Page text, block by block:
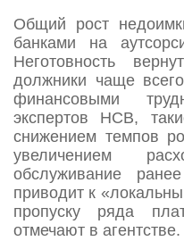
Общий рост
банками на
Неготовность
должники чаще
финансовыми
экспертов НСВ,
снижением темпов
увеличением
обслуживание
приводит к
пропуску ряда
отмечают в агентстве.